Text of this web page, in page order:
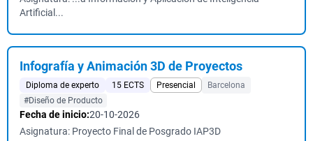
Artificial...
Infografía y Animación 3D de Proyectos
Diploma de experto 15 ECTS Presencial
Barcelona
#Diseño de Producto
Fecha de inicio:20-10-2026
Asignatura: Proyecto Final de Posgrado IAP3D